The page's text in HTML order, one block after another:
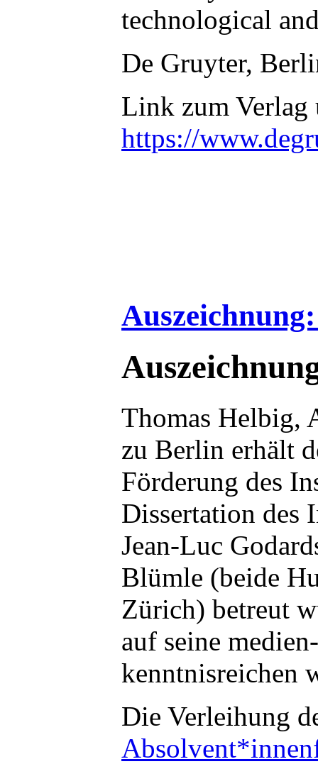
technological
De Gruyter,
Link zum Verlag
https://
Thomas Helbig,
zu Berlin erhält
Förderung des
Dissertation des
Jean-Luc
Blümle (beide
Zürich) betreut
auf seine
kenntnisreichen
Die Verleihung